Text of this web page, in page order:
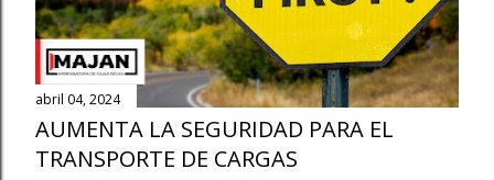
abril 04, 2024
AUMENTA LA SEGURIDAD PARA EL
TRANSPORTE DE CARGAS